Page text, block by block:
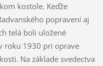
kostole. Keďže
popravení aj
telá boli uložené
roku 1930 pri oprave
Na základe svedectva